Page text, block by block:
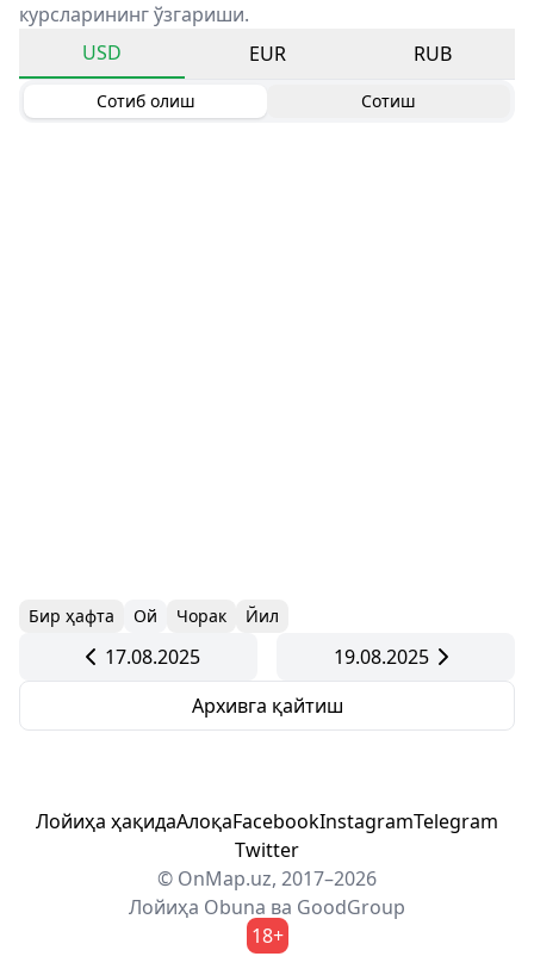
курсларининг ўзгариши.
USD
EUR RUB
Сотиб олиш Сотиш
Бир ҳафта Ой Чорак Йил
17.08.2025
19.08.2025
Архивга қайтиш
Лойиҳа ҳақидаАлоқаFacebookInstagramTelegram
Twitter
© OnMap.uz, 2017–2026
Лойиҳа Obuna ва GoodGroup
18+